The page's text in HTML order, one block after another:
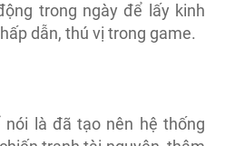
trong ngày để lấy kinh
dẫn, thú vị trong game.
nói là đã tạo nên hệ thống